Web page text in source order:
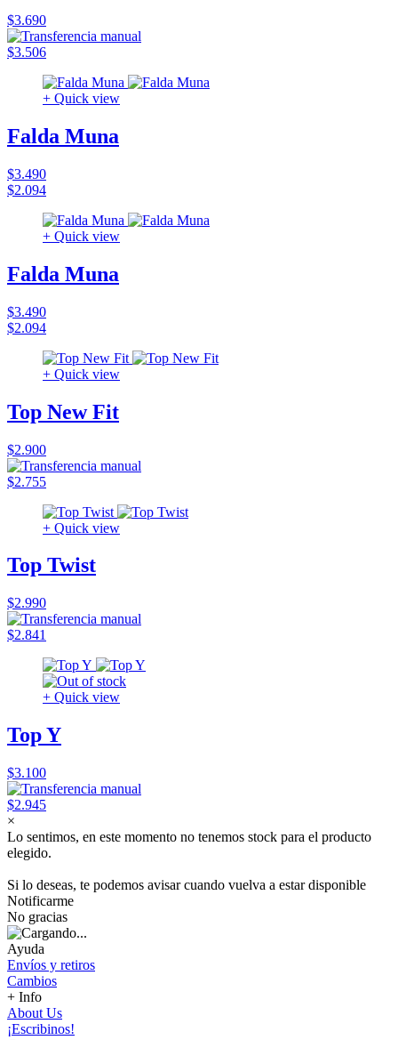
$3.690
$3.506
+ Quick view
Falda Muna
$3.490
$2.094
+ Quick view
Falda Muna
$3.490
$2.094
+ Quick view
Top New Fit
$2.900
$2.755
+ Quick view
Top Twist
$2.990
$2.841
+ Quick view
Top Y
$3.100
$2.945
×
Lo sentimos, en este momento no tenemos stock para el producto
elegido.
Si lo deseas, te podemos avisar cuando vuelva a estar disponible
Notificarme
No gracias
Ayuda
Envíos y retiros
Cambios
+ Info
About Us
¡Escribinos!